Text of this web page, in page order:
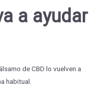
a ayudar
de CBD lo vuelven a
habitual.